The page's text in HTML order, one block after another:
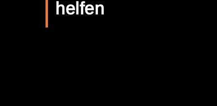
helfen